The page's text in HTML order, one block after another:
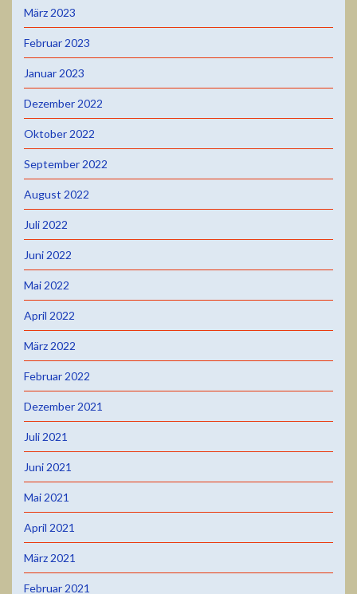
März 2023
Februar 2023
Januar 2023
Dezember 2022
Oktober 2022
September 2022
August 2022
Juli 2022
Juni 2022
Mai 2022
April 2022
März 2022
Februar 2022
Dezember 2021
Juli 2021
Juni 2021
Mai 2021
April 2021
März 2021
Februar 2021